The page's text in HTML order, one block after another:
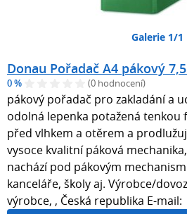
Galerie 1/1
Donau Pořadač A4 pákový
0 % (0 hodnocení)
pákový pořadač pro zakladání a
odolná lepenka potažená tenkou
před vlhkem a otěrem a
vysoce kvalitní páková
nachází pod pákovým
kanceláře, školy aj. Výrobce/
výrobce, , Česká republika E-mail: